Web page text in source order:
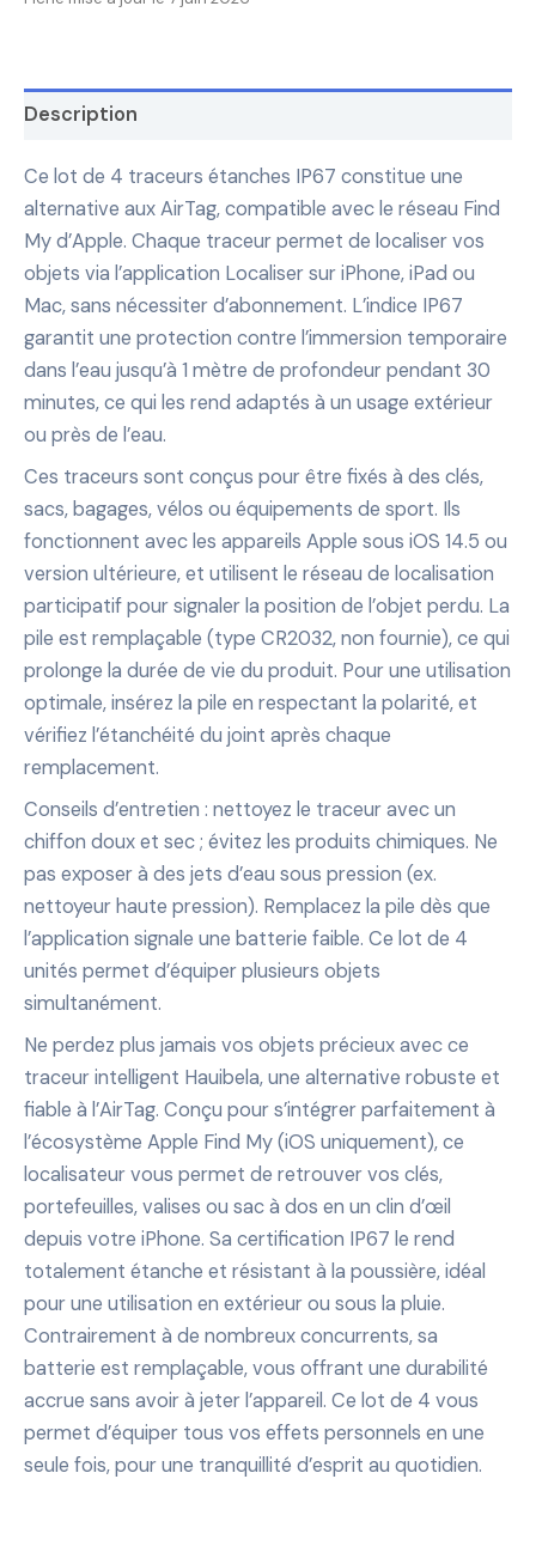
Description
Ce lot de 4 traceurs étanches IP67 constitue une
alternative aux AirTag, compatible avec le réseau Find
My d’Apple. Chaque traceur permet de localiser vos
objets via l’application Localiser sur iPhone, iPad ou
Mac, sans nécessiter d’abonnement. L’indice IP67
garantit une protection contre l’immersion temporaire
dans l’eau jusqu’à 1 mètre de profondeur pendant 30
minutes, ce qui les rend adaptés à un usage extérieur
ou près de l’eau.
Ces traceurs sont conçus pour être fixés à des clés,
sacs, bagages, vélos ou équipements de sport. Ils
fonctionnent avec les appareils Apple sous iOS 14.5 ou
version ultérieure, et utilisent le réseau de localisation
participatif pour signaler la position de l’objet perdu. La
pile est remplaçable (type CR2032, non fournie), ce qui
prolonge la durée de vie du produit. Pour une utilisation
optimale, insérez la pile en respectant la polarité, et
vérifiez l’étanchéité du joint après chaque
remplacement.
Conseils d’entretien : nettoyez le traceur avec un
chiffon doux et sec ; évitez les produits chimiques. Ne
pas exposer à des jets d’eau sous pression (ex.
nettoyeur haute pression). Remplacez la pile dès que
l’application signale une batterie faible. Ce lot de 4
unités permet d’équiper plusieurs objets
simultanément.
Ne perdez plus jamais vos objets précieux avec ce
traceur intelligent Hauibela, une alternative robuste et
fiable à l’AirTag. Conçu pour s’intégrer parfaitement à
l’écosystème Apple Find My (iOS uniquement), ce
localisateur vous permet de retrouver vos clés,
portefeuilles, valises ou sac à dos en un clin d’œil
depuis votre iPhone. Sa certification IP67 le rend
totalement étanche et résistant à la poussière, idéal
pour une utilisation en extérieur ou sous la pluie.
Contrairement à de nombreux concurrents, sa
batterie est remplaçable, vous offrant une durabilité
accrue sans avoir à jeter l’appareil. Ce lot de 4 vous
permet d’équiper tous vos effets personnels en une
seule fois, pour une tranquillité d’esprit au quotidien.